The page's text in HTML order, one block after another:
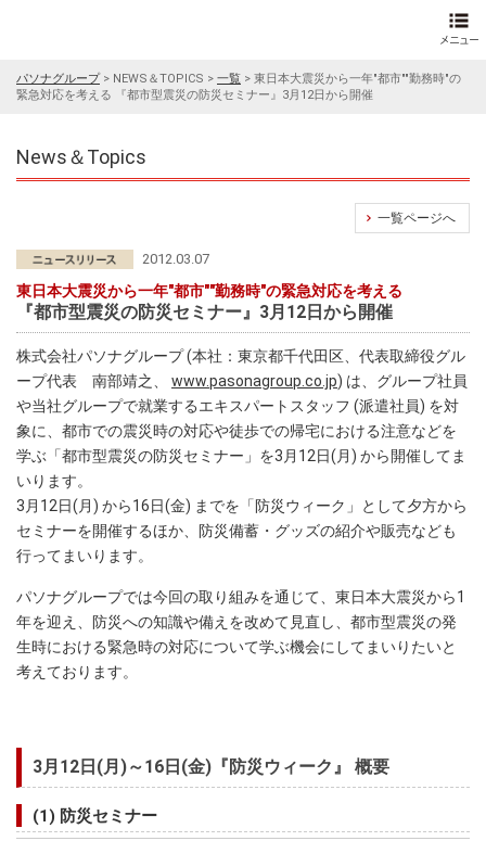
パソナグループ> NEWS＆TOPICS > 一覧 > 東日本大震災から一年"都市""勤務時"の
緊急対応を考える 『都市型震災の防災セミナー』3月12日から開催
News＆Topics
一覧ページへ
2012.03.07
東日本大震災から一年"都市""勤務時"の緊急対応を考える
『都市型震災の防災セミナー』3月12日から開催
株式会社パソナグループ (本社：東京都千代田区、代表取締役グル
ープ代表 南部靖之、 www.pasonagroup.co.jp) は、グループ社員
や当社グループで就業するエキスパートスタッフ (派遣社員) を対
象に、都市での震災時の対応や徒歩での帰宅における注意などを
学ぶ「都市型震災の防災セミナー」を3月12日(月) から開催してま
いります。
3月12日(月) から16日(金) までを「防災ウィーク」として夕方から
セミナーを開催するほか、防災備蓄・グッズの紹介や販売なども
行ってまいります。
パソナグループでは今回の取り組みを通じて、東日本大震災から1
年を迎え、防災への知識や備えを改めて見直し、都市型震災の発
生時における緊急時の対応について学ぶ機会にしてまいりたいと
考えております。
3月12日(月)～16日(金)『防災ウィーク』 概要
(1) 防災セミナー